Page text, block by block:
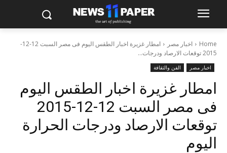
Home اخبار مصر
امطار غزيرة اخبار الطقس اليوم فى مصر السبت 12-12-
2015 توقعات الارصاد ودرجات...
اخبار مصر الفن والثقافة
امطار غزيرة اخبار الطقس اليوم
فى مصر السبت 12-12-2015
توقعات الارصاد ودرجات الحرارة
اليوم